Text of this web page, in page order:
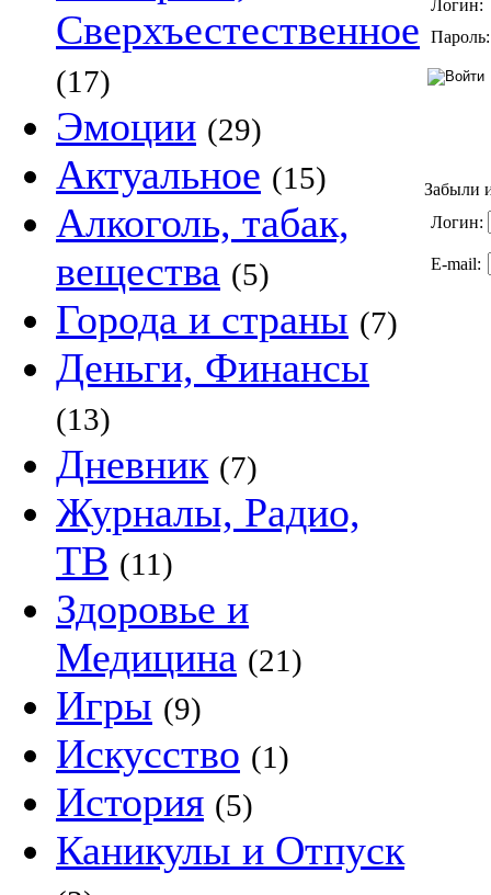
Сверхъестественное
(17)
Эмоции (29)
Актуальное (15)
Алкоголь, табак,
вещества (5)
Города и страны (7)
Деньги, Финансы
(13)
Дневник (7)
Журналы, Радио,
ТВ (11)
Здоровье и
Медицина (21)
Игры (9)
Искусство (1)
История (5)
Каникулы и Отпуск
Логин:
Пароль:
Забыли
Логин:
E-mail: